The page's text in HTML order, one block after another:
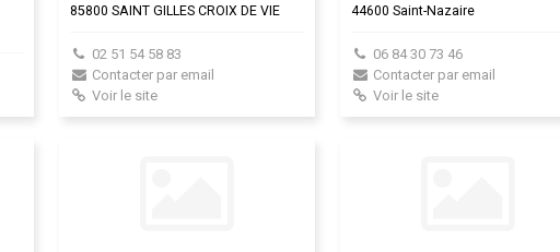
85800 SAINT GILLES CROIX DE VIE
02 51 54 58 83
Contacter par email
Voir le site
44600 Saint-Nazaire
06 84 30 73 46
Contacter par email
Voir le site